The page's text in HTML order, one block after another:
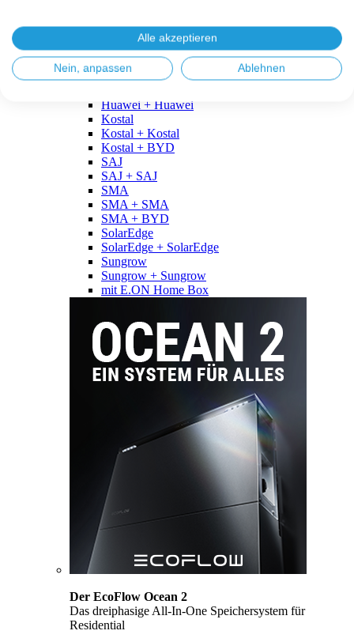
Fronius + BYD
GoodWe
GoodWe + GoodWe
GoodWe + BYD
Huawei + Huawei
Kostal
Kostal + Kostal
Kostal + BYD
SAJ
SAJ + SAJ
SMA
SMA + SMA
SMA + BYD
SolarEdge
SolarEdge + SolarEdge
Sungrow
Sungrow + Sungrow
mit E.ON Home Box
Der EcoFlow Ocean 2
Das dreiphasige All-In-One Speichersystem für
Residential
Alle akzeptieren
Nein, anpassen Ablehnen